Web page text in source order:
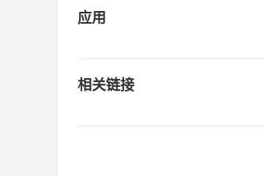
应用
相关链接